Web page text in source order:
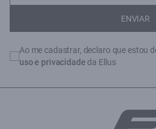
ENVIAR
Ao me cadastrar, declaro que estou
uso e privacidade da Ellus